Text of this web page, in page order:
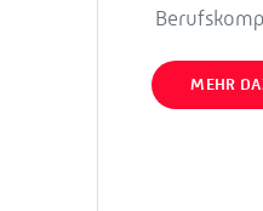
MEHR